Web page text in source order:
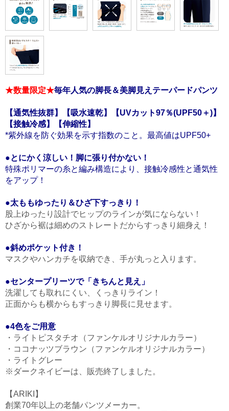
★数量限定★毎年人気の脚長＆美脚見えテーパードパンツ
【通気性抜群】【吸水速乾】【UVカット97％(UPF50＋)】
【接触冷感】【伸縮性】
*紫外線を防ぐ効果を示す指数のこと。最高値はUPF50+
●とにかく涼しい！脚に張り付かない！
特殊ポリマーの糸と編み構造により、接触冷感性と通気性
をアップ！
●太ももゆったり＆ひざ下すっきり！
股上ゆったり設計でヒップのラインが気にならない！
ひざから裾は細めのストレートだからすっきり細身え！
●斜めポケット付き！
マスクやハンカチを収納でき、手が丸っと入ります。
●センタープリーツで「きちんと見え」
洗濯しても取れにくい、くっきりライン！
正面からも横からもすっきり脚長に見せます。
●4色をご用意
・ライトピスタチオ（ファンケルオリジナルカラー）
・ココナッツブラウン（ファンケルオリジナルカラー）
・ライトグレー
※ダークネイビーは、販売終了しました。
【ARIKI】
創業70年以上の老舗パンツメーカー。